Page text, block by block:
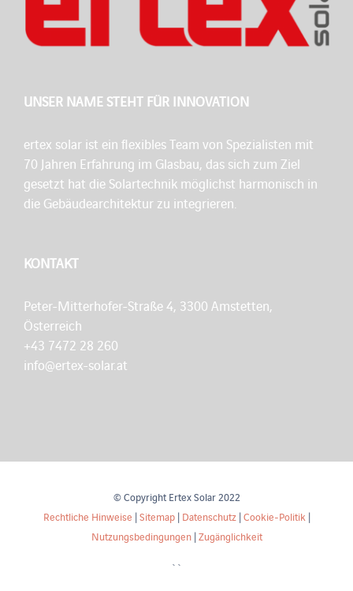
UNSER NAME STEHT FÜR INNOVATION
ertex solar ist ein flexibles Team von Spezialisten mit
70 Jahren Erfahrung im Glasbau, das sich zum Ziel
gesetzt hat die Solartechnik möglichst harmonisch in
die Gebäudearchitektur zu integrieren.
KONTAKT
Peter-Mitterhofer-Straße 4, 3300 Amstetten,
Österreich
+43 7472 28 260
info@ertex-solar.at
© Copyright Ertex Solar 2022
Rechtliche Hinweise |Sitemap| Datenschutz|Cookie-Politik|
Nutzungsbedingungen|Zugänglichkeit
``